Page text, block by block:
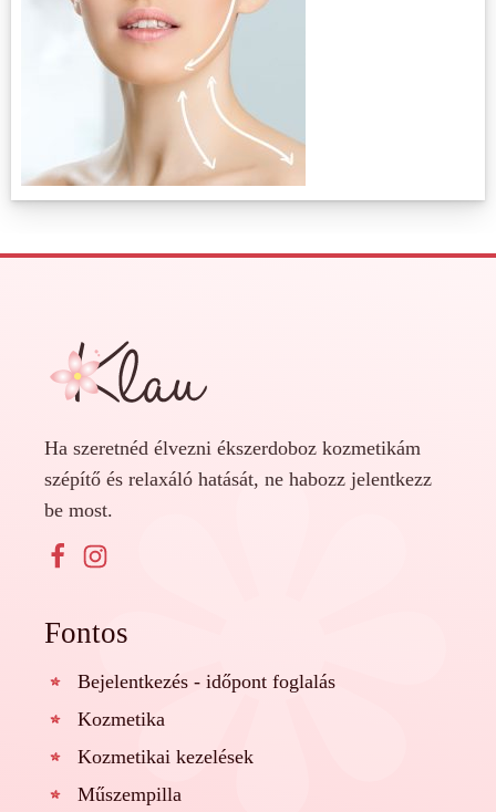
Ha szeretnéd élvezni ékszerdoboz kozmetikám
szépítő és relaxáló hatását, ne habozz jelentkezz
be most.
Fontos
Bejelentkezés - időpont foglalás
Kozmetika
Kozmetikai kezelések
Műszempilla